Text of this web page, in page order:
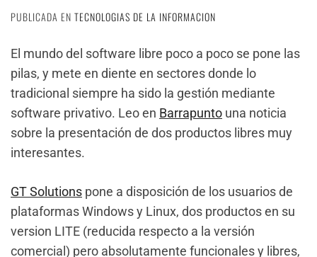
PUBLICADA EN TECNOLOGIAS DE LA INFORMACION
El mundo del software libre poco a poco se pone las
pilas, y mete en diente en sectores donde lo
tradicional siempre ha sido la gestión mediante
software privativo. Leo en Barrapunto una noticia
sobre la presentación de dos productos libres muy
interesantes.
GT Solutions pone a disposición de los usuarios de
plataformas Windows y Linux, dos productos en su
version LITE (reducida respecto a la versión
comercial) pero absolutamente funcionales y libres,